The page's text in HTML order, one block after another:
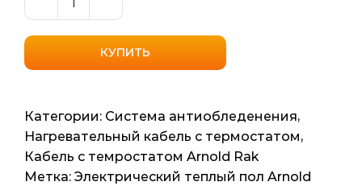
Количество
товара
Нагревательный
кабель
датчиком
температуры
Arnold
Rak
КУПИТЬ
Категории: Система антиобледенения,
Нагревательный кабель с термостатом,
Кабель с темростатом Arnold Rak
Метка: Электрический теплый пол Arnold